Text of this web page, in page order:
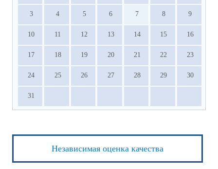
3 4 5 6 7 8 9
10 11 12 13 14 15 16
17 18 19 20 21 22 23
24 25 26 27 28 29 30
31
Независимая оценка качества